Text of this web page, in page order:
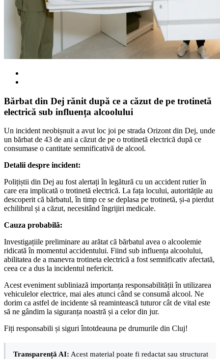
Bărbat din Dej rănit după ce a căzut de pe trotinetă
electrică sub influența alcoolului
Un incident neobișnuit a avut loc joi pe strada Orizont din Dej, unde
un bărbat de 43 de ani a căzut de pe o trotinetă electrică după ce
consumase o cantitate semnificativă de alcool.
Detalii despre incident:
Polițiștii din Dej au fost alertați în legătură cu un accident rutier în
care era implicată o trotinetă electrică. La fața locului, autoritățile au
descoperit că bărbatul, în timp ce se deplasa pe trotinetă, și-a pierdut
echilibrul și a căzut, necesitând îngrijiri medicale.
Cauza probabilă:
Investigațiile preliminare au arătat că bărbatul avea o alcoolemie
ridicată în momentul accidentului. Fiind sub influența alcoolului,
abilitatea de a manevra trotineta electrică a fost semnificativ afectată,
ceea ce a dus la incidentul nefericit.
Acest eveniment subliniază importanța responsabilității în utilizarea
vehiculelor electrice, mai ales atunci când se consumă alcool. Ne
dorim ca astfel de incidente să reamintească tuturor cât de vital este
să ne gândim la siguranța noastră și a celor din jur.
Fiți responsabili și siguri întotdeauna pe drumurile din Cluj!
Transparență AI: Acest material poate fi redactat sau structurat